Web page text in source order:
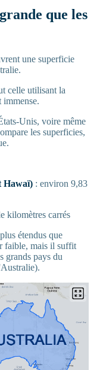
que les
une superficie
celle utilisant la
Unis, voire même
les superficies,
Hawaï) : environ 9,83
kilomètres carrés
étendus que
faible, mais il suffit
grands pays du